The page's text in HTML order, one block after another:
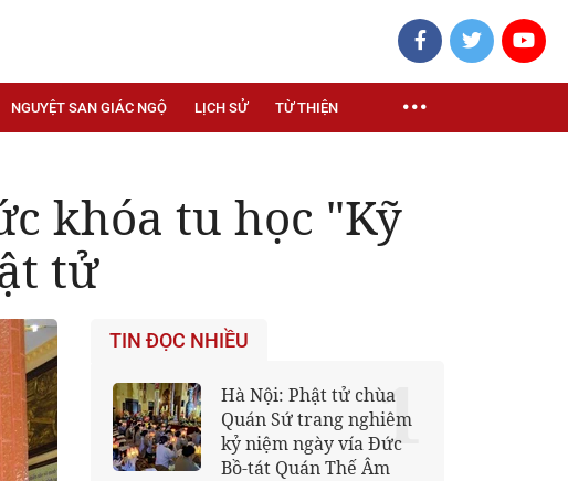
NGUYỆT SAN GIÁC NGỘ LỊCH SỬ TỪ THIỆN
khóa tu học "Kỹ
tử
TIN ĐỌC NHIỀU
Hà Nội: Phật tử chùa
Quán Sứ trang nghiêm
kỷ niệm ngày vía Đức
Bồ-tát Quán Thế Âm
1